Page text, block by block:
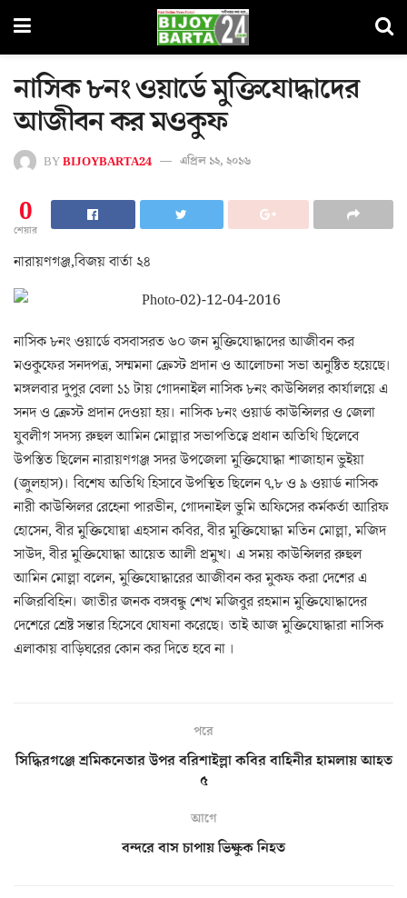
নাসিক ৮নং ওয়ার্ডে মুক্তিযোদ্ধাদের
আজীবন কর মওকুফ
BYBIJOYBARTA24 এপ্রিল ১২, ২০১৬
0
শেয়ার
নারায়ণগঞ্জ,বিজয় বার্তা ২৪
নাসিক ৮নং ওয়ার্ডে বসবাসরত ৬০ জন মুক্তিযোদ্ধাদের আজীবন কর
মওকুফের সনদপত্র, সম্মমনা ক্রেস্ট প্রদান ও আলোচনা সভা অনুষ্টিত হয়েছে।
মঙ্গলবার দুপুর বেলা ১১ টায় গোদনাইল নাসিক ৮নং কাউন্সিলর কার্যালয়ে এ
সনদ ও ক্রেস্ট প্রদান দেওয়া হয়। নাসিক ৮নং ওয়ার্ড কাউন্সিলর ও জেলা
যুবলীগ সদস্য রুহুল আমিন মোল্লার সভাপতিত্বে প্রধান অতিথি ছিলেবে
উপস্তিত ছিলেন নারায়ণগঞ্জ সদর উপজেলা মুক্তিযোদ্ধা শাজাহান ভুইয়া
(জুলহাস)। বিশেষ অতিথি হিসাবে উপস্থিত ছিলেন ৭,৮ ও ৯ ওয়ার্ড নাসিক
নারী কাউন্সিলর রেহেনা পারভীন, গোদনাইল ভুমি অফিসের কর্মকর্তা আরিফ
হোসেন, বীর মুক্তিযোদ্বা এহসান কবির, বীর মুক্তিযোদ্ধা মতিন মোল্লা, মজিদ
সাউদ, বীর মুক্তিযোদ্ধা আয়েত আলী প্রমুখ। এ সময় কাউন্সিলর রুহুল
আমিন মোল্লা বলেন, মুক্তিযোদ্ধারের আজীবন কর মুকফ করা দেশের এ
নজিরবিহিন। জাতীর জনক বঙ্গবন্ধু শেখ মজিবুর রহমান মুক্তিযোদ্ধাদের
দেশেরে শ্রেষ্ট সন্তার হিসেবে ঘোষনা করেছে। তাই আজ মুক্তিযোদ্ধারা নাসিক
এলাকায় বাড়িঘরের কোন কর দিতে হবে না ।
পরে
সিদ্ধিরগঞ্জে শ্রমিকনেতার উপর বরিশাইল্লা কবির বাহিনীর হামলায় আহত
৫
আগে
বন্দরে বাস চাপায় ভিক্ষুক নিহত